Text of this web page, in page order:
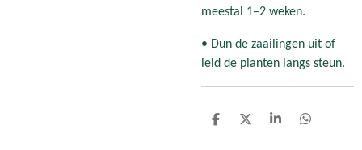
meestal 1–2 weken.
• Dun de zaailingen uit of
leid de planten langs steun.
D
D
S
D